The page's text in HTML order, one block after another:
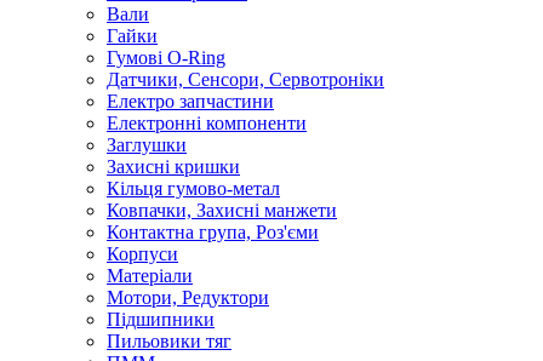
Вали
Гайки
Гумові O-Ring
Датчики, Сенсори, Сервотроніки
Електро запчастини
Електронні компоненти
Заглушки
Захисні кришки
Кільця гумово-метал
Ковпачки, Захисні манжети
Контактна група, Роз'єми
Корпуси
Матеріали
Мотори, Редуктори
Підшипники
Пильовики тяг